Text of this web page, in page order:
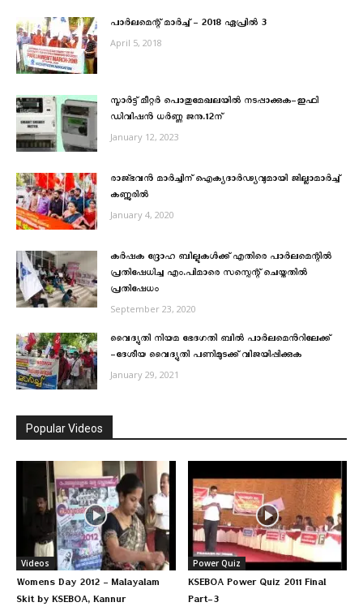
പാര്‍ലമെന്റ് മാര്‍ച്ച് – 2018 ഏപ്രില്‍ 3
April 5, 2018
സ്മാര്‍ട്ട് മീറ്റര്‍ പൊതുമേഖലയില്‍ നടപ്പാക്കുക-ഇഫി
ഡിവിഷന്‍ ധര്‍ണ്ണ ജനു.12ന്
January 12, 2023
രാജ്ഭവന്‍ മാര്‍ച്ചിന് ഐക്യദാര്‍ഢ്യവുമായി ജില്ലാമാര്‍ച്ച്
കണ്ണൂരില്‍
January 4, 2020
കർഷക ദ്രോഹ ബില്ലുകൾക്ക് എതിരെ പാര്‍ലമെന്റില്‍
പ്രതിഷേധിച്ച എം.പിമാരെ സസ്പെന്റ് ചെയ്തതില്‍
പ്രതിഷേധം
September 23, 2020
വൈദ്യുതി നിയമ ഭേദഗതി ബിൽ പാർലമെൻറിലേക്ക്
-ദേശീയ വൈദ്യുതി പണിമുടക്ക് വിജയിപ്പിക്കുക
January 29, 2021
Popular Videos
Videos
Womens Day 2012 – Malayalam
Skit by KSEBOA, Kannur
Power Quiz
KSEBOA Power Quiz 2011 Final
Part-3